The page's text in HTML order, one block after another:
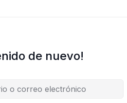
de nuevo!